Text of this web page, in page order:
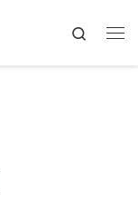
Search